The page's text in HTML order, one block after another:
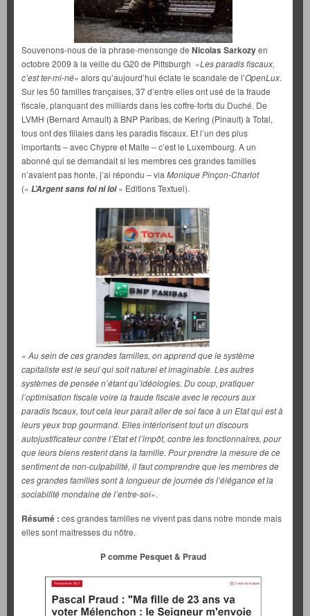
Souvenons-nous de la phrase-mensonge de Nicolas Sarkozyen
octobre 2009 à la veille du G20 de Pittsburgh «Les paradis fiscaux,
c’est ter-mi-né» alors qu’aujourd’hui éclate le scandale de l’OpenLux.
Sur les 50 familles françaises, 37 d’entre elles ont usé de la fraude
fiscale, planquant des milliards dans les coffre-forts du Duché. De
LVMH (Bernard Arnault) à BNP Paribas, de Kering (Pinault) à Total,
tous ont des filiales dans les paradis fiscaux. Et l’un des plus
importants – avec Chypre et Malte – c’est le Luxembourg. A un
abonné qui se demandait si les membres ces grandes familles
n’avaient pas honte, j’ai répondu – via Monique Pinçon-Charlot
(« L’Argent sans foi ni loi» Editions Textuel).
« Au sein de ces grandes familles, on apprend que le système
capitaliste est le seul qui soit naturel et imaginable. Les autres
systèmes de pensée n’étant qu’idéologies. Du coup, pratiquer
l’optimisation fiscale voire la fraude fiscale avec le recours aux
paradis fscaux, tout cela leur paraît aller de soi face à un Etat qui est à
leurs yeux trop gourmand. Elles intériorisent tout un discours
autojustificateur contre l’Etat et l’impôt, contre les fonctionnaires, pour
que leurs biens restent dans la famille. Pour prendre la mesure de ce
sentiment de non-culpabilité, il faut comprendre que les membres de
ces grandes familles sont à longueur de journée ds l’élégance et la
sociabilité mondaine de l’entre-soi».
Résumé : ces grandes familles ne vivent pas dans notre monde mais
elles sont maitresses du nôtre.
P comme Pesquet & Praud